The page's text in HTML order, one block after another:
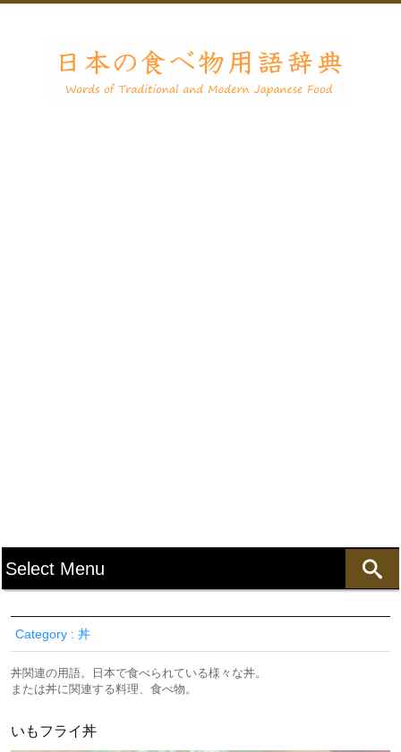
Category : 丼
丼関連の用語。日本で食べられている様々な丼。
または丼に関連する料理、食べ物。
いもフライ丼